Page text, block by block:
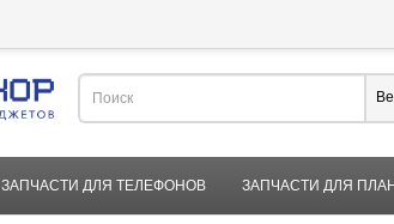
ЗАПЧАСТИ ДЛЯ ТЕЛЕФОНОВ ЗАПЧАСТИ ДЛЯ